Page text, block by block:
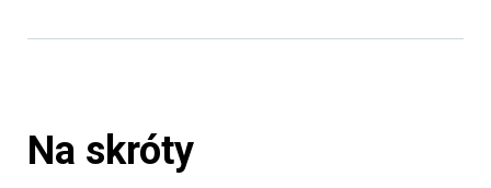
Na skróty